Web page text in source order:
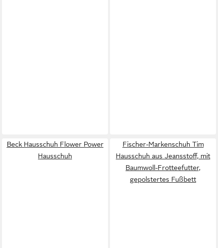
Beck Hausschuh Flower Power
Hausschuh
Fischer-Markenschuh Tim
Hausschuh aus Jeansstoff, mit
Baumwoll-Frotteefutter,
gepolstertes Fußbett